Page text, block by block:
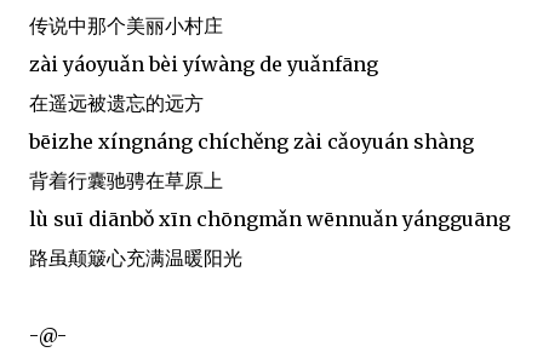
传说中那个美丽小村庄
zài yáoyuǎn bèi yíwàng de yuǎnfāng
在遥远被遗忘的远方
bēizhe xíngnáng chíchěng zài cǎoyuán shàng
背着行囊驰骋在草原上
lù suī diānbǒ xīn chōngmǎn wēnnuǎn yángguāng
路虽颠簸心充满温暖阳光
-@-